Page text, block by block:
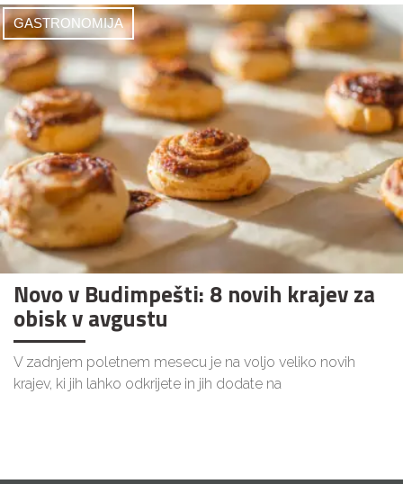
GASTRONOMIJA
Novo v Budimpešti: 8 novih krajev za
obisk v avgustu
V zadnjem poletnem mesecu je na voljo veliko novih
krajev, ki jih lahko odkrijete in jih dodate na